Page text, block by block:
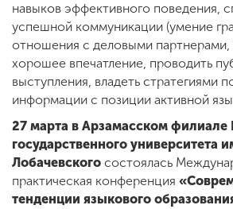
навыков эффективного поведения,
успешной коммуникации (умение
отношения с деловыми партнерами,
хорошее впечатление, проводить
выступления, владеть стратегиями
информации с позиции активной
27 марта в Арзамасском филиале
государственного университета
Лобачевского состоялась
практическая конференция
тенденции языкового